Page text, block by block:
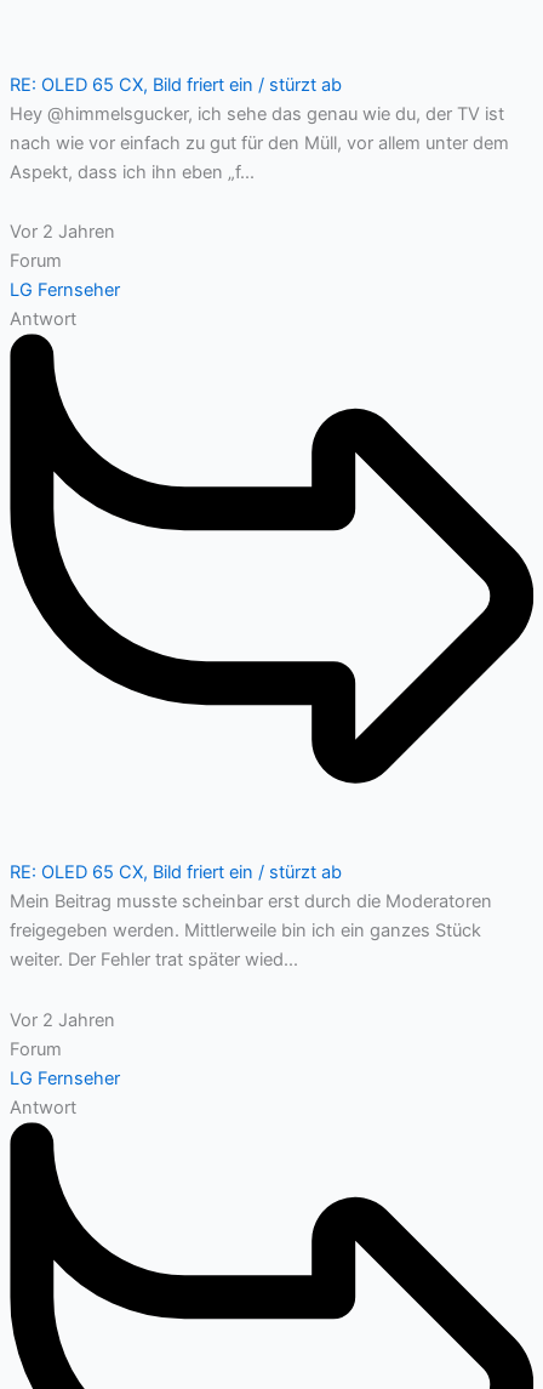
RE: OLED 65 CX, Bild friert ein / stürzt ab
Hey @himmelsgucker, ich sehe das genau wie du, der TV ist
nach wie vor einfach zu gut für den Müll, vor allem unter dem
Aspekt, dass ich ihn eben „f...
Vor 2 Jahren
Forum
LG Fernseher
Antwort
RE: OLED 65 CX, Bild friert ein / stürzt ab
Mein Beitrag musste scheinbar erst durch die Moderatoren
freigegeben werden. Mittlerweile bin ich ein ganzes Stück
weiter. Der Fehler trat später wied...
Vor 2 Jahren
Forum
LG Fernseher
Antwort